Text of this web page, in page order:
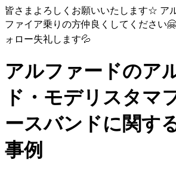
皆さまよろしくお願いいたします☆ ア
ファイア乗りの方仲良くしてください
ォロー失礼します💦
アルファードのア
ド・モデリスタマ
ースバンドに関す
事例